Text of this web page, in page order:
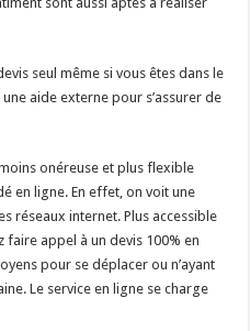
seul même si vous êtes dans le
aide externe pour s’assurer de
onéreuse et plus flexible
en ligne. En effet, on voit une
réseaux internet. Plus accessible
faire appel à un devis 100% en
pour se déplacer ou n’ayant
Le service en ligne se charge